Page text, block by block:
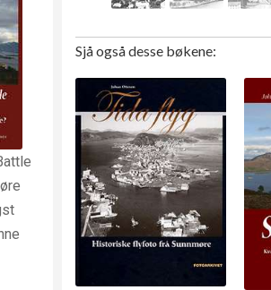
Sjå også desse bøkene: